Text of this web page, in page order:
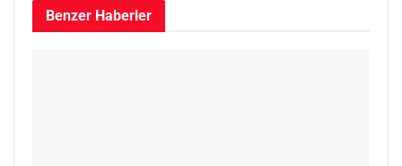
Benzer Haberler